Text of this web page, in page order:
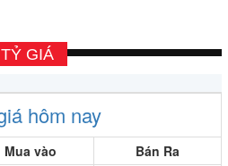
TỶ GIÁ